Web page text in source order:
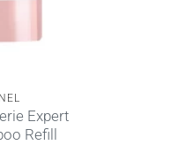
Expert
Refill